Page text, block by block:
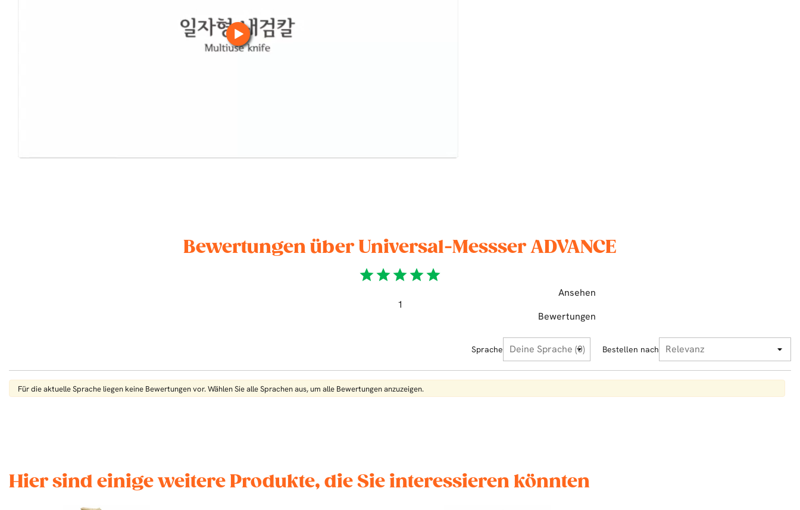
Bewertungen über Universal-Messser ADVANCE
starstarstarstarstar
Ansehen
1
Bewertungen
Sprache Bestellen nach
Für die aktuelle Sprache liegen keine Bewertungen vor. Wählen Sie alle Sprachen aus, um alle Bewertungen anzuzeigen.
Hier sind einige weitere Produkte, die Sie interessieren könnten